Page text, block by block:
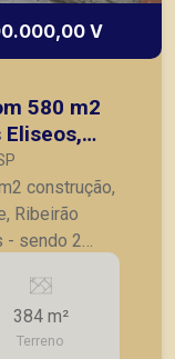
V
580 m2
construção,
Ribeirão
- cozinha
com
384 m²
Terreno